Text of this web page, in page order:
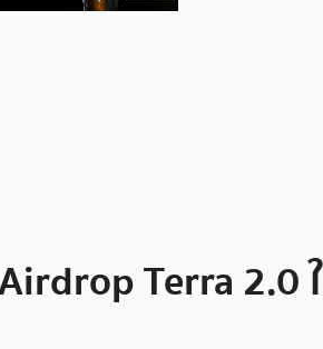
Terra 2.0